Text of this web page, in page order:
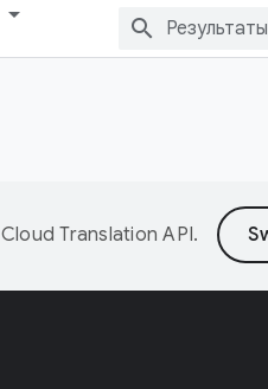
Cloud Translation API.